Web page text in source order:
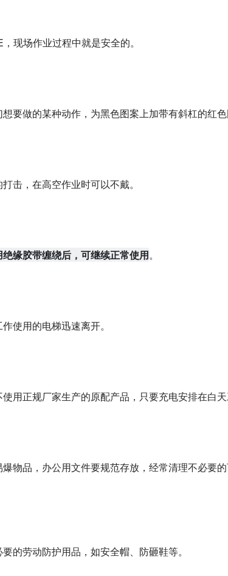
现场作业过程中就是安全的。
要做的某种动作，为黑色图案上加带有斜杠的红色
击，在高空作业时可以不戴。
缘胶带缠绕后，可继续正常使用。
使用的电梯迅速离开。
用正规厂家生产的原配产品，只要充电安排在白天
物品，办公用文件要规范存放，经常清理不必要
的劳动防护用品，如安全帽、防砸鞋等。